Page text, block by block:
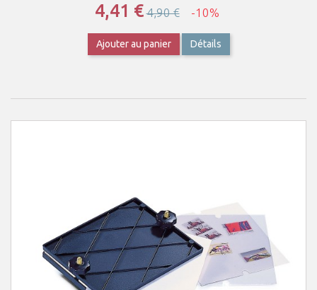
4,41 €4,90 € -10%
Ajouter au panier Détails